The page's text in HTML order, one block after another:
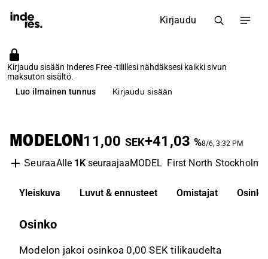
Kirjaudu
Kirjaudu sisään Inderes Free -tilillesi nähdäksesi kaikki sivun
maksuton sisältö.
Luo ilmainen tunnus
Kirjaudu sisään
MODELON11,00 SEK+41,03 %8/6, 3:32 PM
SeuraaAlle 1KseuraajaaMODEL First North Stockholm
Yleiskuva Luvut & ennusteet Omistajat Osinko
Osinko
Modelon jakoi osinkoa 0,00 SEK tilikaudelta